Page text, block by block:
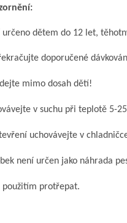
určeno dětem do 12 let,
doporučené
mimo dosah dětí!
v suchu při teplotě 5-25
uchovávejte v
není určen jako náhrada
použitím protřepat.